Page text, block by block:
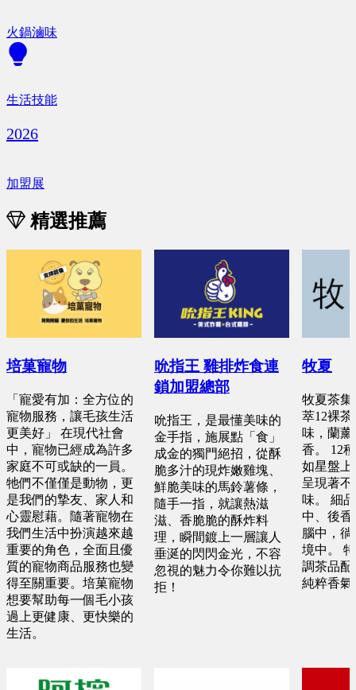
火鍋滷味
生活技能
2026
加盟展
精選推薦
培菓寵物
「寵愛有加：全方位的
寵物服務，讓毛孩生活
更美好」 在現代社會
中，寵物已經成為許多
家庭不可或缺的一員。
牠們不僅僅是動物，更
是我們的摯友、家人和
心靈慰藉。隨著寵物在
我們生活中扮演越來越
重要的角色，全面且優
質的寵物商品服務也變
得至關重要。培菓寵物
想要幫助每一個毛小孩
過上更健康、更快樂的
生活。
吮指王 雞排炸食連
鎖加盟總部
吮指王，是最懂美味的
金手指，施展點「食」
成金的獨門絕招，從酥
脆多汁的現炸嫩雞塊、
鮮脆美味的馬鈴薯條，
隨手一指，就讓熱滋
滋、香脆脆的酥炸料
理，瞬間鍍上一層讓人
垂涎的閃閃金光，不容
忽視的魅力令你難以抗
拒！
牧夏
牧夏茶集
萃12裸
味，蘭
香。 12
如星盤上
呈現著
味。 細
中、後香
腦中，
境中。
調茶品配
純粹香氣